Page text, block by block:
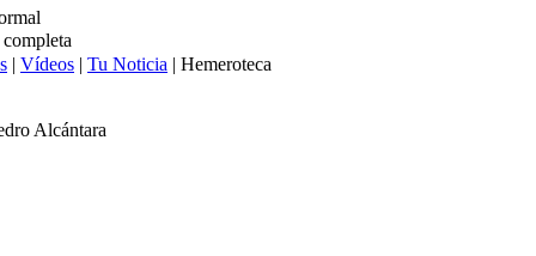
| Vídeos | Tu Noticia | Hemeroteca
Alcántara